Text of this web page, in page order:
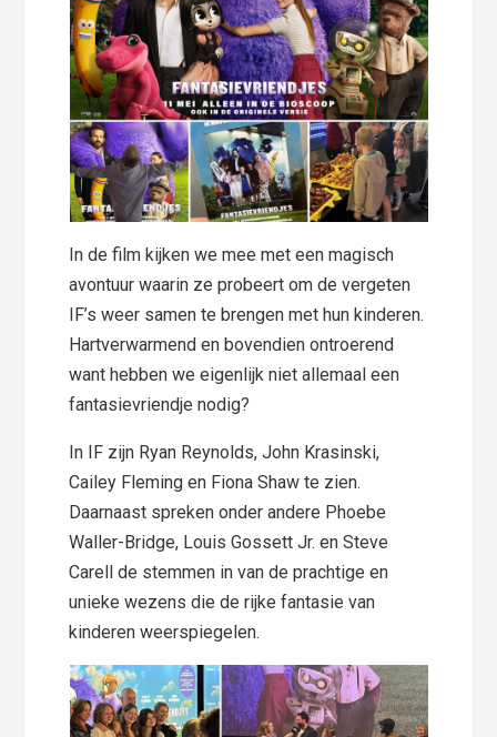
In de film kijken we mee met een magisch
avontuur waarin ze probeert om de vergeten
IF’s weer samen te brengen met hun kinderen.
Hartverwarmend en bovendien ontroerend
want hebben we eigenlijk niet allemaal een
fantasievriendje nodig?
In IF zijn Ryan Reynolds, John Krasinski,
Cailey Fleming en Fiona Shaw te zien.
Daarnaast spreken onder andere Phoebe
Waller-Bridge, Louis Gossett Jr. en Steve
Carell de stemmen in van de prachtige en
unieke wezens die de rijke fantasie van
kinderen weerspiegelen.